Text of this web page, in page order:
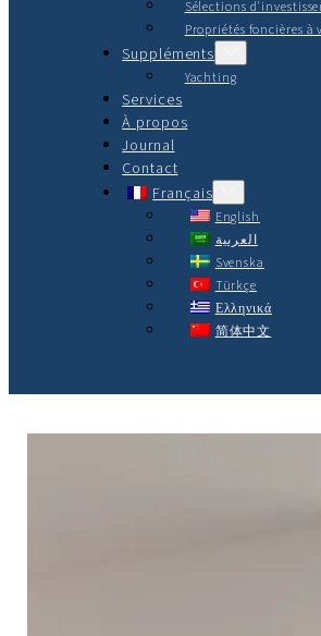
Sélections
Propriétés foncières à
Suppléments
Yachting
Services
À propos
Journal
Contact
Français
English
العربية
Svenska
Türkçe
Ελληνικά
简体中文